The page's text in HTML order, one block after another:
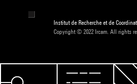
Institut de Recherche et de
Copyright © 2022 Ircam. All rights